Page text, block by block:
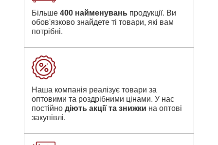
Більше 400 найменувань продукції. Ви
обов'язково знайдете ті товари, які вам
потрібні.
Наша компанія реалізує товари за
оптовими та роздрібними цінами. У нас
постійно діють акції та знижки на оптові
закупівлі.